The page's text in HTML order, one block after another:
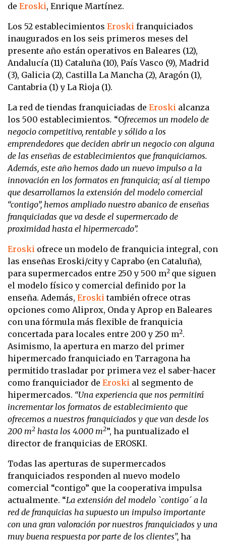
de Eroski, Enrique Martínez.
Los 52 establecimientos Eroski franquiciados
inaugurados en los seis primeros meses del
presente año están operativos en Baleares (12),
Andalucía (11) Cataluña (10), País Vasco (9), Madrid
(3), Galicia (2), Castilla La Mancha (2), Aragón (1),
Cantabria (1) y La Rioja (1).
La red de tiendas franquiciadas de Eroski alcanza
los 500 establecimientos. “Ofrecemos un modelo de
negocio competitivo, rentable y sólido a los
emprendedores que deciden abrir un negocio con alguna
de las enseñas de establecimientos que franquiciamos.
Además, este año hemos dado un nuevo impulso a la
innovación en los formatos en franquicia; así al tiempo
que desarrollamos la extensión del modelo comercial
“contigo”, hemos ampliado nuestro abanico de enseñas
franquiciadas que va desde el supermercado de
proximidad hasta el hipermercado”.
Eroski ofrece un modelo de franquicia integral, con
las enseñas Eroski/city y Caprabo (en Cataluña),
para supermercados entre 250 y 500 m2 que siguen
el modelo físico y comercial definido por la
enseña. Además, Eroski también ofrece otras
opciones como Aliprox, Onda y Aprop en Baleares
con una fórmula más flexible de franquicia
concertada para locales entre 200 y 250 m2.
Asimismo, la apertura en marzo del primer
hipermercado franquiciado en Tarragona ha
permitido trasladar por primera vez el saber-hacer
como franquiciador de Eroski al segmento de
hipermercados. “Una experiencia que nos permitirá
incrementar los formatos de establecimiento que
ofrecemos a nuestros franquiciados y que van desde los
200 m2 hasta los 4.000 m2”, ha puntualizado el
director de franquicias de EROSKI.
Todas las aperturas de supermercados
franquiciados responden al nuevo modelo
comercial “contigo” que la cooperativa impulsa
actualmente. “La extensión del modelo `contigo´ a la
red de franquicias ha supuesto un impulso importante
con una gran valoración por nuestros franquiciados y una
muy buena respuesta por parte de los clientes", ha